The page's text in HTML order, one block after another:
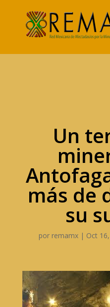
Un
más de
su
por remamx | Oct